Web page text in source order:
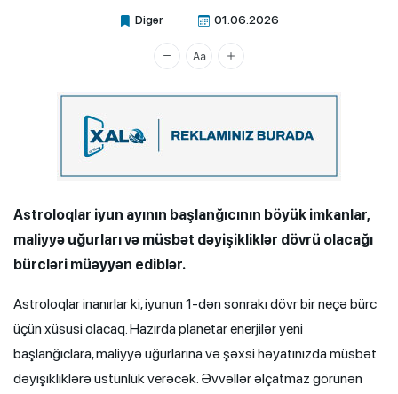
Digər 01.06.2026
Xalq.Online
Astroloqlar iyun ayının başlanğıcının böyük imkanlar,
maliyyə uğurları və müsbət dəyişikliklər dövrü olacağı
bürcləri müəyyən ediblər.
Astroloqlar inanırlar ki, iyunun 1-dən sonrakı dövr bir neçə bürc
üçün xüsusi olacaq. Hazırda planetar enerjilər yeni
başlanğıclara, maliyyə uğurlarına və şəxsi həyatınızda müsbət
dəyişikliklərə üstünlük verəcək. Əvvəllər əlçatmaz görünən